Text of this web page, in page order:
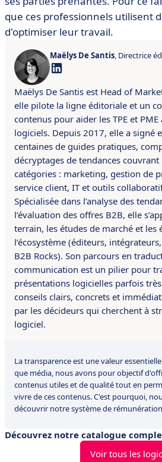
que ces professionnels utilisent
d'optimiser leur travail.
Maëlys De Santis, Directrice
Maëlys De Santis est Head of
elle pilote la ligne éditoriale et un
contenus pour aider les TPE et
logiciels. Depuis 2017, elle a signé
centaines de guides pratiques,
décryptages de tendances
catégories : marketing, gestion de
service client, IT et outils
Spécialisée dans l’analyse des
l’évaluation des offres B2B, elle
terrain, les études de marché et les
l’écosystème (éditeurs,
B2B Rocks). Son parcours en
communication est un pilier pour
présentations logicielles parfois
conseils clairs, concrets et
par les décideurs qui cherchent à
logiciel.
La transparence est une valeur
que média, nous avons pour objectif
contenus utiles et de qualité tout en
vivre de ces contenus. C'est pourquoi,
découvrir notre système de
Découvrez notre catalogue
Voir tous les